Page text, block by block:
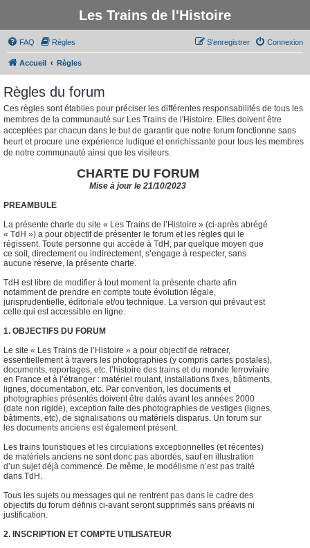
Les Trains de l'Histoire
FAQ Règles Connexion
S’enregistrer
Accueil Règles
Règles du forum
Ces règles sont établies pour préciser les différentes responsabilités de tous les
membres de la communauté sur Les Trains de l'Histoire. Elles doivent être
acceptées par chacun dans le but de garantir que notre forum fonctionne sans
heurt et procure une expérience ludique et enrichissante pour tous les membres
de notre communauté ainsi que les visiteurs.
CHARTE DU FORUM
Mise à jour le 21/10/2023
PREAMBULE
La présente charte du site « Les Trains de l’Histoire » (ci-après abrégé
« TdH ») a pour objectif de présenter le forum et les règles qui le
régissent. Toute personne qui accède à TdH, par quelque moyen que
ce soit, directement ou indirectement, s’engage à respecter, sans
aucune réserve, la présente charte.
TdH est libre de modifier à tout moment la présente charte afin
notamment de prendre en compte toute évolution légale,
jurisprudentielle, éditoriale et/ou technique. La version qui prévaut est
celle qui est accessible en ligne.
1. OBJECTIFS DU FORUM
Le site « Les Trains de l’Histoire » a pour objectif de retracer,
essentiellement à travers les photographies (y compris cartes postales),
documents, reportages, etc. l’histoire des trains et du monde ferroviaire
en France et à l’étranger : matériel roulant, installations fixes, bâtiments,
lignes, documentation, etc. Par convention, les documents et
photographies présentés doivent être datés avant les années 2000
(date non rigide), exception faite des photographies de vestiges (lignes,
bâtiments, etc), de signalisations ou matériels disparus. Un forum sur
les documents anciens est également présent.
Les trains touristiques et les circulations exceptionnelles (et récentes)
de matériels anciens ne sont donc pas abordés, sauf en illustration
d’un sujet déjà commencé. De même, le modélisme n’est pas traité
dans TdH.
Tous les sujets ou messages qui ne rentrent pas dans le cadre des
objectifs du forum définis ci-avant seront supprimés sans préavis ni
justification.
2. INSCRIPTION ET COMPTE UTILISATEUR